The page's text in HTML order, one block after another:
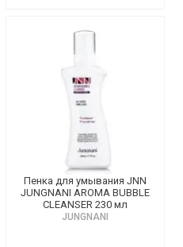
Пенка для умывания JNN
JUNGNANI AROMA BUBBLE
CLEANSER 230 мл
JUNGNANI